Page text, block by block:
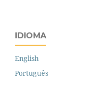
IDIOMA
English
Português